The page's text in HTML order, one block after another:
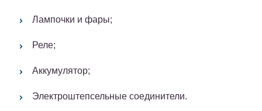
Лампочки и фары;
Реле;
Аккумулятор;
Электроштепсельные соединители.